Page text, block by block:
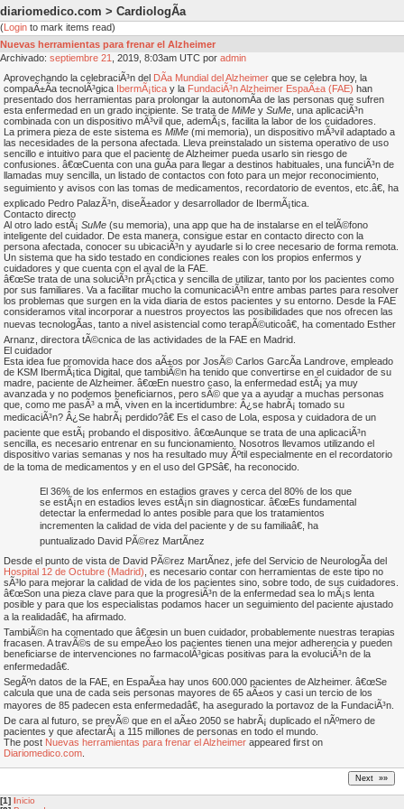
diariomedico.com > CardiologÃ­a
(Login to mark items read)
Nuevas herramientas para frenar el Alzheimer
Archivado: septiembre 21 , 2019, 8:03am UTC por admin
Aprovechando la celebraciÃ³n del DÃ­a Mundial del Alzheimer que se celebra hoy, la
compaÃ±Ã­a tecnolÃ³gica IbermÃ¡tica y la FundaciÃ³n Alzheimer EspaÃ±a (FAE) han
presentado dos herramientas para prolongar la autonomÃ­a de las personas que sufren
esta enfermedad en un grado incipiente. Se trata de MiMe y SuMe , una aplicaciÃ³n
combinada con un dispositivo mÃ³vil que, ademÃ¡s, facilita la labor de los cuidadores.
La primera pieza de este sistema es MiMe (mi memoria), un dispositivo mÃ³vil adaptado a
las necesidades de la persona afectada. Lleva preinstalado un sistema operativo de uso
sencillo e intuitivo para que el paciente de Alzheimer pueda usarlo sin riesgo de
confusiones. â€œCuenta con una guÃ­a para llegar a destinos habituales, una funciÃ³n de
llamadas muy sencilla, un listado de contactos con foto para un mejor reconocimiento,
seguimiento y avisos con las tomas de medicamentos, recordatorio de eventos, etc.â€, ha
explicado Pedro PalazÃ³n, diseÃ±ador y desarrollador de IbermÃ¡tica.
Contacto directo
Al otro lado estÃ¡ SuMe (su memoria), una app que ha de instalarse en el telÃ©fono
inteligente del cuidador. De esta manera, consigue estar en contacto directo con la
persona afectada, conocer su ubicaciÃ³n y ayudarle si lo cree necesario de forma remota.
Un sistema que ha sido testado en condiciones reales con los propios enfermos y
cuidadores y que cuenta con el aval de la FAE.
â€œSe trata de una soluciÃ³n prÃ¡ctica y sencilla de utilizar, tanto por los pacientes como
por sus familiares. Va a facilitar mucho la comunicaciÃ³n entre ambas partes para resolver
los problemas que surgen en la vida diaria de estos pacientes y su entorno. Desde la FAE
consideramos vital incorporar a nuestros proyectos las posibilidades que nos ofrecen las
nuevas tecnologÃ­as, tanto a nivel asistencial como terapÃ©uticoâ€, ha comentado Esther
Arnanz, directora tÃ©cnica de las actividades de la FAE en Madrid.
El cuidador
Esta idea fue promovida hace dos aÃ±os por JosÃ© Carlos GarcÃ­a Landrove, empleado
de KSM IbermÃ¡tica Digital, que tambiÃ©n ha tenido que convertirse en el cuidador de su
madre, paciente de Alzheimer. â€œEn nuestro caso, la enfermedad estÃ¡ ya muy
avanzada y no podemos beneficiarnos, pero sÃ© que va a ayudar a muchas personas
que, como me pasÃ³ a mÃ­, viven en la incertidumbre: Â¿se habrÃ¡ tomado su
medicaciÃ³n? Â¿Se habrÃ¡ perdido?â€ Es el caso de Lola, esposa y cuidadora de un
paciente que estÃ¡ probando el dispositivo. â€œAunque se trata de una aplicaciÃ³n
sencilla, es necesario entrenar en su funcionamiento. Nosotros llevamos utilizando el
dispositivo varias semanas y nos ha resultado muy Ãºtil especialmente en el recordatorio
de la toma de medicamentos y en el uso del GPSâ€, ha reconocido.
El 36% de los enfermos en estadios graves y cerca del 80% de los que
se estÃ¡n en estadios leves estÃ¡n sin diagnosticar. â€œEs fundamental
detectar la enfermedad lo antes posible para que los tratamientos
incrementen la calidad de vida del paciente y de su familiaâ€, ha
puntualizado David PÃ©rez MartÃ­nez
Desde el punto de vista de David PÃ©rez MartÃ­nez, jefe del Servicio de NeurologÃ­a del
Hospital 12 de Octubre (Madrid) , es necesario contar con herramientas de este tipo no
sÃ³lo para mejorar la calidad de vida de los pacientes sino, sobre todo, de sus cuidadores.
â€œSon una pieza clave para que la progresiÃ³n de la enfermedad sea lo mÃ¡s lenta
posible y para que los especialistas podamos hacer un seguimiento del paciente ajustado
a la realidadâ€, ha afirmado.
TambiÃ©n ha comentado que â€œsin un buen cuidador, probablemente nuestras terapias
fracasen. A travÃ©s de su empeÃ±o los pacientes tienen una mejor adherencia y pueden
beneficiarse de intervenciones no farmacolÃ³gicas positivas para la evoluciÃ³n de la
enfermedadâ€.
SegÃºn datos de la FAE, en EspaÃ±a hay unos 600.000 pacientes de Alzheimer. â€œSe
calcula que una de cada seis personas mayores de 65 aÃ±os y casi un tercio de los
mayores de 85 padecen esta enfermedadâ€, ha asegurado la portavoz de la FundaciÃ³n.
De cara al futuro, se prevÃ© que en el aÃ±o 2050 se habrÃ¡ duplicado el nÃºmero de
pacientes y que afectarÃ¡ a 115 millones de personas en todo el mundo.
The post Nuevas herramientas para frenar el Alzheimer appeared first on
Diariomedico.com
[1] Inicio